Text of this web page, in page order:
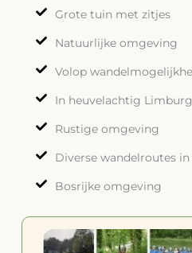
Grote tuin met zitjes
Natuurlijke omgeving
Volop
In heuvelachtig Limburg
Rustige omgeving
Diverse wandelroutes
Bosrijke omgeving